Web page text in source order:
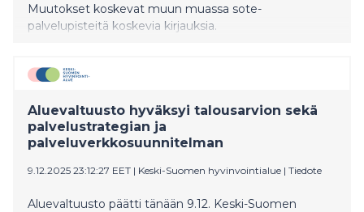
Muutokset koskevat muun muassa sote-
palvelupisteitä koskevia kirjauksia.
Aluevaltuusto hyväksyi talousarvion sekä
palvelustrategian ja
palveluverkkosuunnitelman
9.12.2025 23:12:27 EET | Keski-Suomen hyvinvointialue | Tiedote
Aluevaltuusto päätti tänään 9.12. Keski-Suomen